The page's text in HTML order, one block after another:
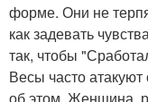
форме. Они не
как задевать
так, чтобы
Весы часто